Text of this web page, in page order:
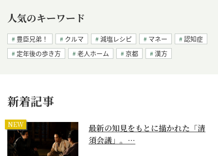
人気のキーワード
豊臣兄弟！ クルマ 減塩レシピ マネー
認知症
定年後の歩き方
老人ホーム 京都 漢方
新着記事
NEW
最新の知見をもとに描かれた「清
須会議」。…